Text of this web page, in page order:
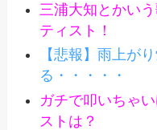
三浦大知とかい
ティスト！
【悲報】雨上が
る・・・・・
ガチで叩いちゃ
ストは？